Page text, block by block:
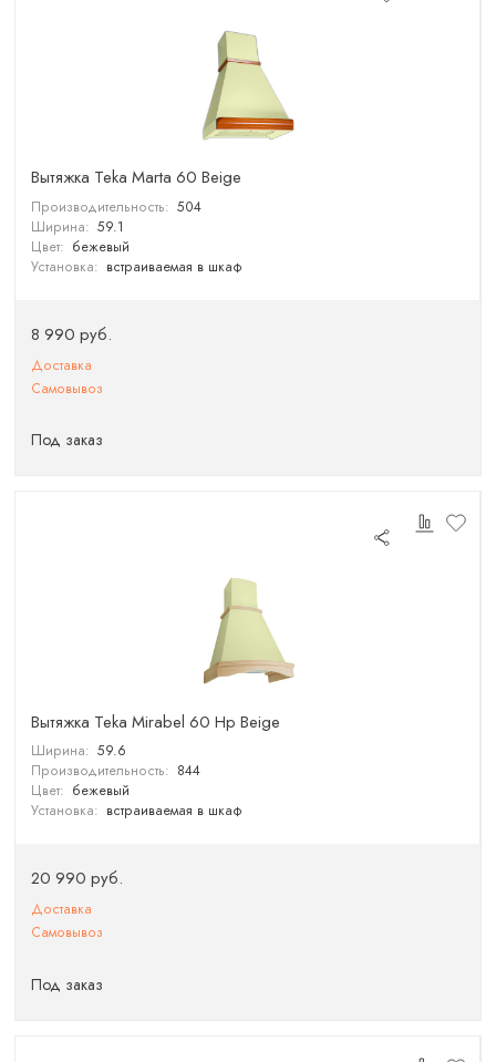
Вытяжка Teka Marta 60 Beige
Производительность: 504
Ширина: 59.1
Цвет: бежевый
Установка: встраиваемая в шкаф
8 990 руб.
Доставка
Самовывоз
Под заказ
Вытяжка Teka Mirabel 60 Hp Beige
Ширина: 59.6
Производительность: 844
Цвет: бежевый
Установка: встраиваемая в шкаф
20 990 руб.
Доставка
Самовывоз
Под заказ